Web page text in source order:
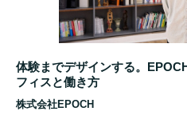
体験までデザインする。
フィスと働き方
株式会社EPOCH